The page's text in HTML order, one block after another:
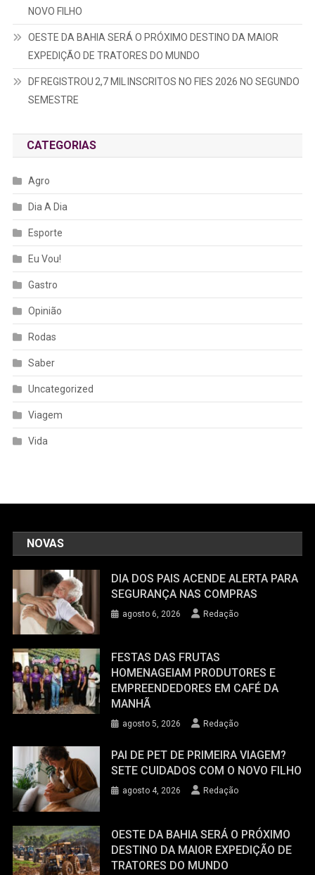
NOVO FILHO
OESTE DA BAHIA SERÁ O PRÓXIMO DESTINO DA MAIOR
EXPEDIÇÃO DE TRATORES DO MUNDO
DF REGISTROU 2,7 MIL INSCRITOS NO FIES 2026 NO SEGUNDO
SEMESTRE
CATEGORIAS
Agro
Dia A Dia
Esporte
Eu Vou!
Gastro
Opinião
Rodas
Saber
Uncategorized
Viagem
Vida
NOVAS
DIA DOS PAIS ACENDE ALERTA PARA
SEGURANÇA NAS COMPRAS
agosto 6, 2026 Redação
FESTAS DAS FRUTAS
HOMENAGEIAM PRODUTORES E
EMPREENDEDORES EM CAFÉ DA
MANHÃ
agosto 5, 2026 Redação
PAI DE PET DE PRIMEIRA VIAGEM?
SETE CUIDADOS COM O NOVO FILHO
agosto 4, 2026 Redação
OESTE DA BAHIA SERÁ O PRÓXIMO
DESTINO DA MAIOR EXPEDIÇÃO DE
TRATORES DO MUNDO